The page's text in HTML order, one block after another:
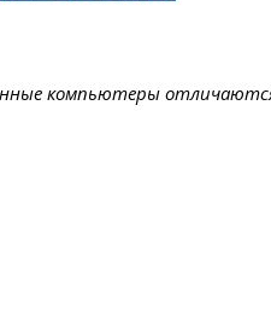
компьютеры